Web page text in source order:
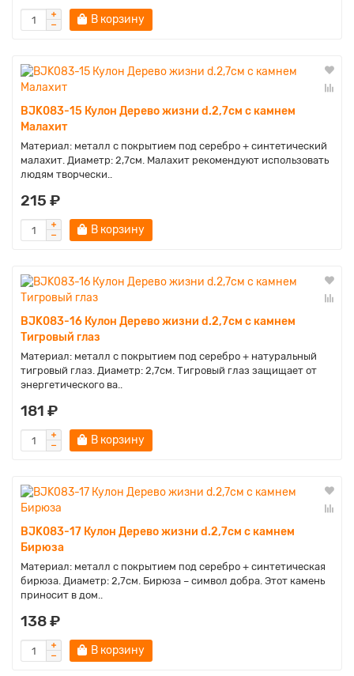
В корзину
BJK083-15 Кулон Дерево жизни d.2,7см с камнем
Малахит
Материал: металл с покрытием под серебро + синтетический
малахит. Диаметр: 2,7см. Малахит рекомендуют использовать
людям творчески..
215 ₽
В корзину
BJK083-16 Кулон Дерево жизни d.2,7см с камнем
Тигровый глаз
Материал: металл с покрытием под серебро + натуральный
тигровый глаз. Диаметр: 2,7см. Тигровый глаз защищает от
энергетического ва..
181 ₽
В корзину
BJK083-17 Кулон Дерево жизни d.2,7см с камнем
Бирюза
Материал: металл с покрытием под серебро + синтетическая
бирюза. Диаметр: 2,7см. Бирюза – символ добра. Этот камень
приносит в дом..
138 ₽
В корзину